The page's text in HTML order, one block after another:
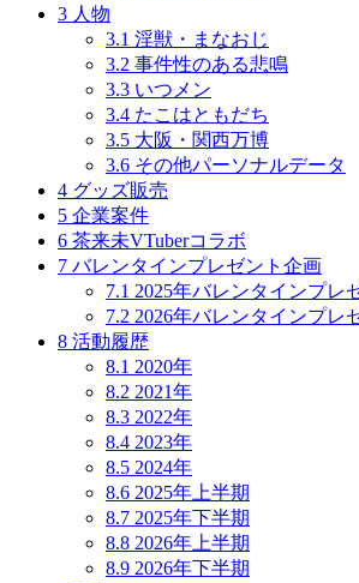
3 人物
3.1 淫獣・まなおじ
3.2 事件性のある悲鳴
3.3 いつメン
3.4 たこはともだち
3.5 大阪・関西万博
3.6 その他パーソナルデータ
4 グッズ販売
5 企業案件
6 茶来未VTuberコラボ
7 バレンタインプレゼント企画
7.1 2025年バレンタインプレ
7.2 2026年バレンタインプレ
8 活動履歴
8.1 2020年
8.2 2021年
8.3 2022年
8.4 2023年
8.5 2024年
8.6 2025年上半期
8.7 2025年下半期
8.8 2026年上半期
8.9 2026年下半期